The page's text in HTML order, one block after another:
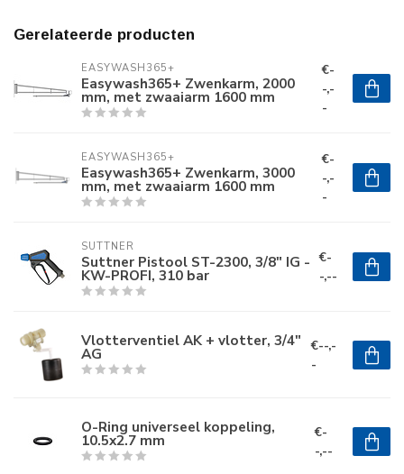
Gerelateerde producten
EASYWASH365+
Easywash365+ Zwenkarm, 2000
mm, met zwaaiarm 1600 mm
€-
-,-
-
EASYWASH365+
Easywash365+ Zwenkarm, 3000
mm, met zwaaiarm 1600 mm
€-
-,-
-
SUTTNER
Suttner Pistool ST-2300, 3/8" IG -
KW-PROFI, 310 bar
€-
-,--
Vlotterventiel AK + vlotter, 3/4"
AG
€--,-
-
O-Ring universeel koppeling,
10.5x2.7 mm
€-
-,--